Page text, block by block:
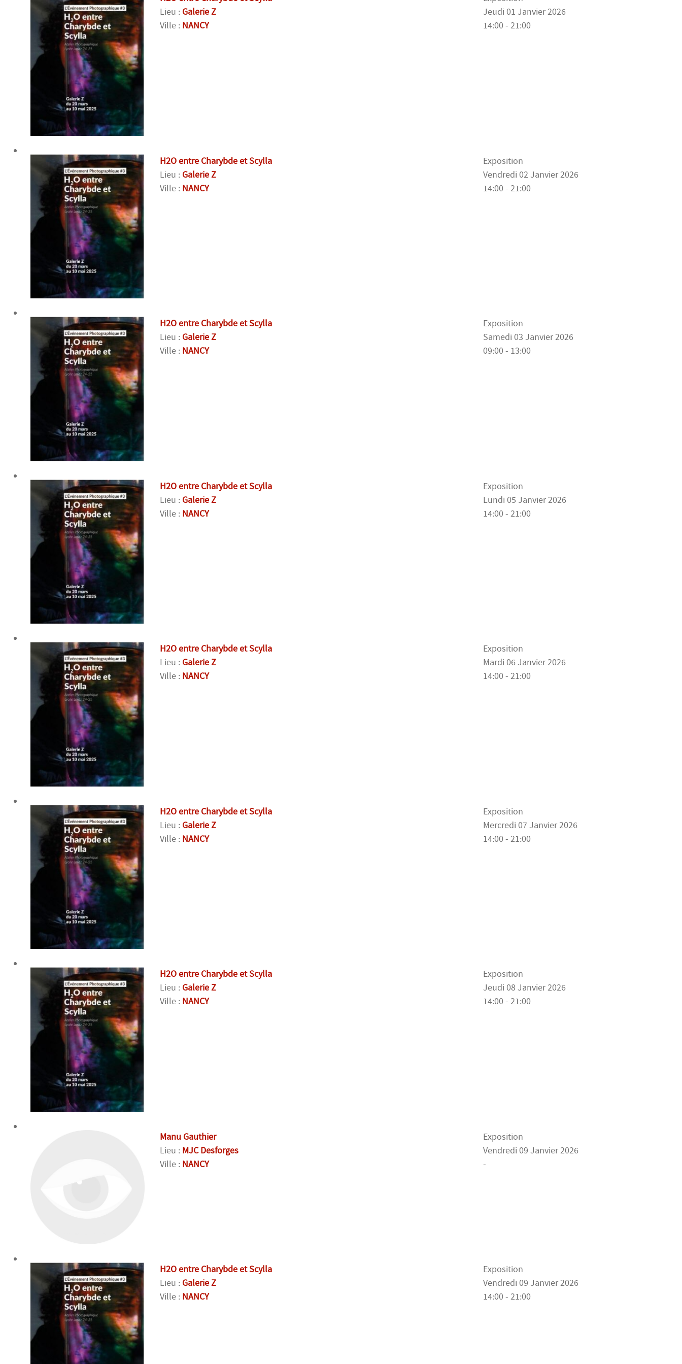
Lieu : Galerie Z
Ville : NANCY
Jeudi 01 Janvier 2026
14:00 - 21:00
H2O entre Charybde et Scylla
Lieu : Galerie Z
Ville : NANCY
Exposition
Vendredi 02 Janvier 2026
14:00 - 21:00
H2O entre Charybde et Scylla
Lieu : Galerie Z
Ville : NANCY
Exposition
Samedi 03 Janvier 2026
09:00 - 13:00
H2O entre Charybde et Scylla
Lieu : Galerie Z
Ville : NANCY
Exposition
Lundi 05 Janvier 2026
14:00 - 21:00
H2O entre Charybde et Scylla
Lieu : Galerie Z
Ville : NANCY
Exposition
Mardi 06 Janvier 2026
14:00 - 21:00
H2O entre Charybde et Scylla
Lieu : Galerie Z
Ville : NANCY
Exposition
Mercredi 07 Janvier 2026
14:00 - 21:00
H2O entre Charybde et Scylla
Lieu : Galerie Z
Ville : NANCY
Exposition
Jeudi 08 Janvier 2026
14:00 - 21:00
Manu Gauthier
Lieu : MJC Desforges
Ville : NANCY
Exposition
Vendredi 09 Janvier 2026
-
H2O entre Charybde et Scylla
Lieu : Galerie Z
Ville : NANCY
Exposition
Vendredi 09 Janvier 2026
14:00 - 21:00